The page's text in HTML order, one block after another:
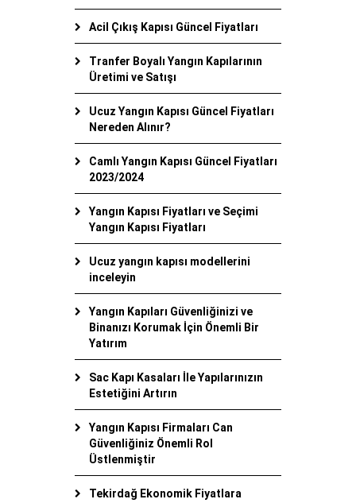
Acil Çıkış Kapısı Güncel Fiyatları
Tranfer Boyalı Yangın Kapılarının
Üretimi ve Satışı
Ucuz Yangın Kapısı Güncel Fiyatları
Nereden Alınır?
Camlı Yangın Kapısı Güncel Fiyatları
2023/2024
Yangın Kapısı Fiyatları ve Seçimi
Yangın Kapısı Fiyatları
Ucuz yangın kapısı modellerini
inceleyin
Yangın Kapıları Güvenliğinizi ve
Binanızı Korumak İçin Önemli Bir
Yatırım
Sac Kapı Kasaları İle Yapılarınızın
Estetiğini Artırın
Yangın Kapısı Firmaları Can
Güvenliğiniz Önemli Rol
Üstlenmiştir
Tekirdağ Ekonomik Fiyatlara